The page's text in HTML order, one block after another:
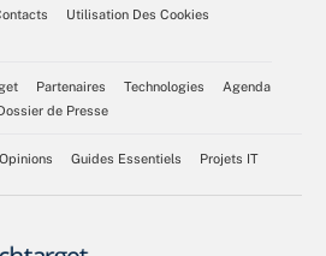
Utilisation Des Cookies
Partenaires Technologies
Agenda
de Presse
Opinions Guides Essentiels Projets IT